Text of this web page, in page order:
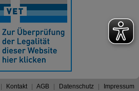
Kontakt AGB Datenschutz Impressum